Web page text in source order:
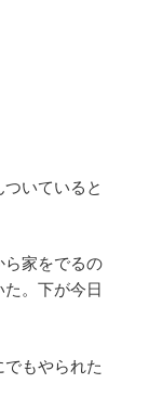
いていると
ら家をでるの
。下が今日
もやられた